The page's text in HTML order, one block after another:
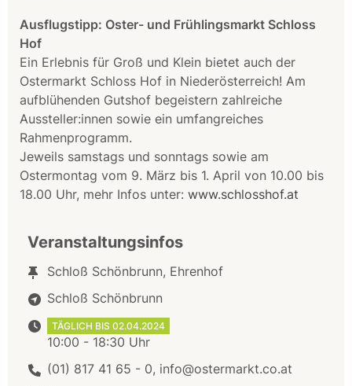
Ausflugstipp: Oster- und Frühlingsmarkt Schloss
Hof
Ein Erlebnis für Groß und Klein bietet auch der
Ostermarkt Schloss Hof in Niederösterreich! Am
aufblühenden Gutshof begeistern zahlreiche
Aussteller:innen sowie ein umfangreiches
Rahmenprogramm.
Jeweils samstags und sonntags sowie am
Ostermontag vom 9. März bis 1. April von 10.00 bis
18.00 Uhr, mehr Infos unter: www.schlosshof.at
Veranstaltungsinfos
Schloß Schönbrunn, Ehrenhof
Schloß Schönbrunn
TÄGLICH BIS 02.04.2024
10:00 - 18:30 Uhr
(01) 817 41 65 - 0, info@ostermarkt.co.at